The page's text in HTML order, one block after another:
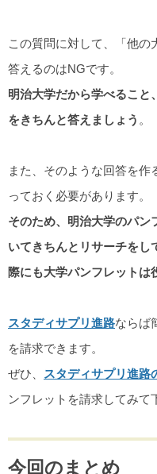
この質問に対して、「他の
答えるのはNGです。
明治大学だから学べること
をきちんと答えましょう 。
また、そのような回答を
っておく必要があります。
そのため、明治大学のパン
いてきちんとリサーチをし
際にも大学パンフレットは
スタディサプリ進路ならば
を請求できます。
ぜひ、
スタディサプリ進路
ンフレットを請求してみて
今回のまとめ